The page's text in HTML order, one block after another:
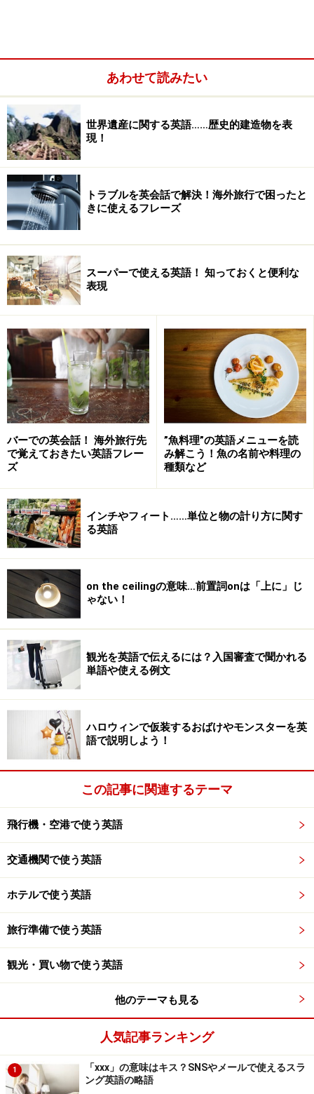
あわせて読みたい
世界遺産に関する英語……歴史的建造物を表
現！
トラブルを英会話で解決！海外旅行で困ったと
きに使えるフレーズ
スーパーで使える英語！ 知っておくと便利な
表現
バーでの英会話！ 海外旅行先
で覚えておきたい英語フレー
ズ
”魚料理”の英語メニューを読
み解こう！魚の名前や料理の
種類など
インチやフィート……単位と物の計り方に関す
る英語
on the ceilingの意味…前置詞onは「上に」じ
ゃない！
観光を英語で伝えるには？入国審査で聞かれる
単語や使える例文
ハロウィンで仮装するおばけやモンスターを英
語で説明しよう！
この記事に関連するテーマ
飛行機・空港で使う英語
交通機関で使う英語
ホテルで使う英語
旅行準備で使う英語
観光・買い物で使う英語
他のテーマも見る
人気記事ランキング
1
「xxx」の意味はキス？SNSやメールで使えるスラ
ング英語の略語